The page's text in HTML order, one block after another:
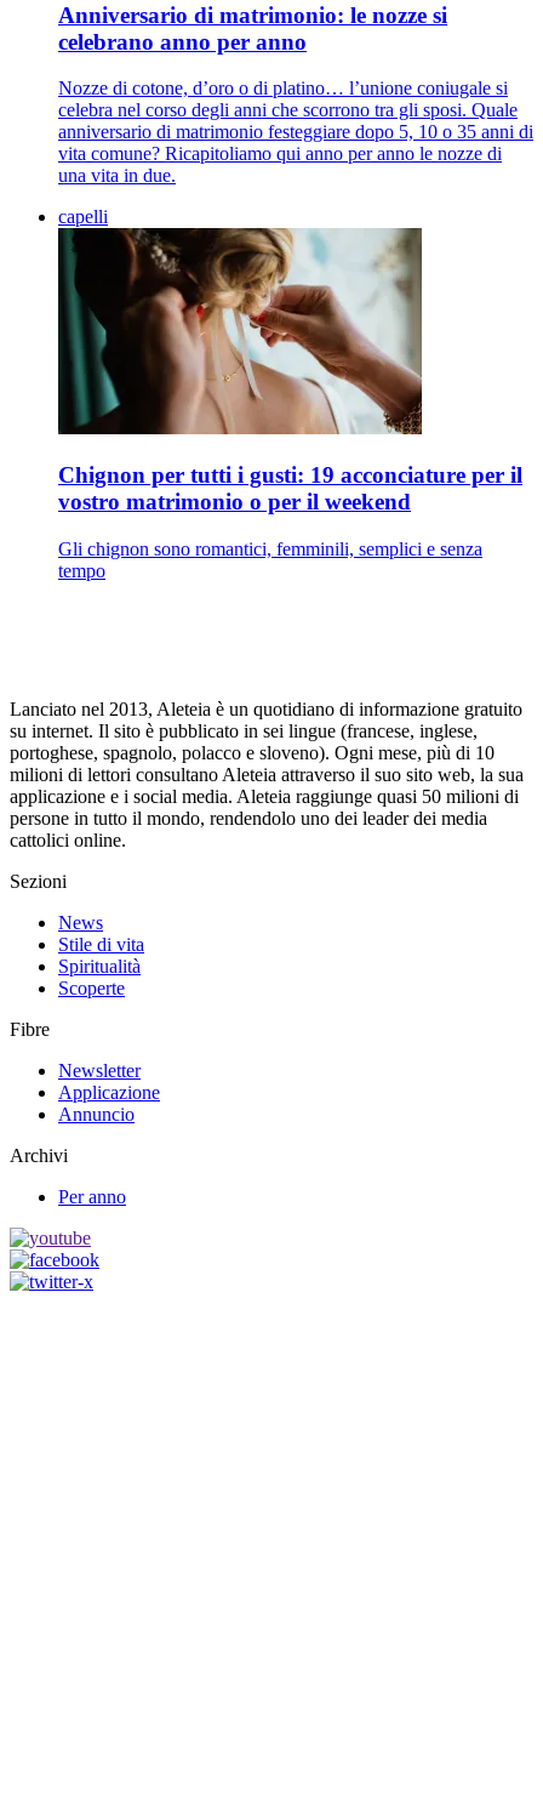
Anniversario di matrimonio: le nozze si
celebrano anno per anno
Nozze di cotone, d’oro o di platino… l’unione coniugale si
celebra nel corso degli anni che scorrono tra gli sposi. Quale
anniversario di matrimonio festeggiare dopo 5, 10 o 35 anni di
vita comune? Ricapitoliamo qui anno per anno le nozze di
una vita in due.
capelli
Chignon per tutti i gusti: 19 acconciature per il
vostro matrimonio o per il weekend
Gli chignon sono romantici, femminili, semplici e senza
tempo
Lanciato nel 2013, Aleteia è un quotidiano di informazione gratuito
su internet. Il sito è pubblicato in sei lingue (francese, inglese,
portoghese, spagnolo, polacco e sloveno). Ogni mese, più di 10
milioni di lettori consultano Aleteia attraverso il suo sito web, la sua
applicazione e i social media. Aleteia raggiunge quasi 50 milioni di
persone in tutto il mondo, rendendolo uno dei leader dei media
cattolici online.
Sezioni
News
Stile di vita
Spiritualità
Scoperte
Fibre
Newsletter
Applicazione
Annuncio
Archivi
Per anno